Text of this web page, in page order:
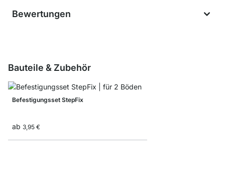
Bewertungen
Bauteile & Zubehör
Befestigungsset StepFix
ab 3,95 €